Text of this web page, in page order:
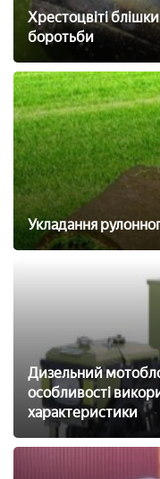
Хрестоцвіті
боротьби
Укладання
Дизельний
особливості
характеристики